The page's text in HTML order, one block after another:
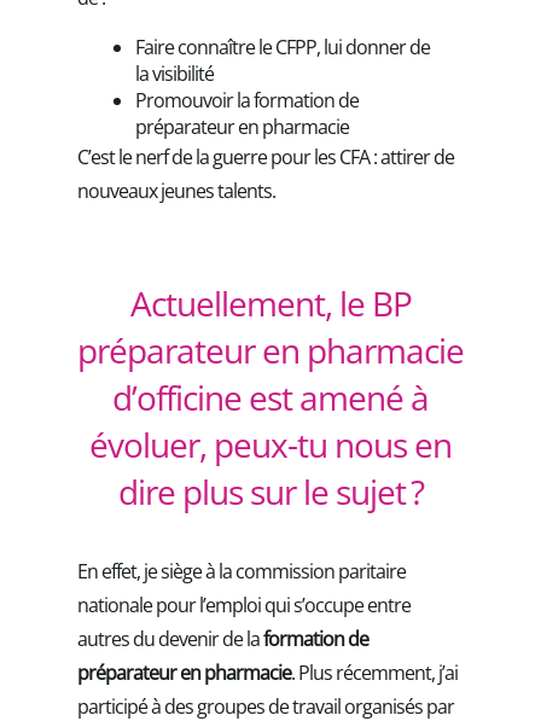
Faire connaître le CFPP, lui donner de
la visibilité
Promouvoir la formation de
préparateur en pharmacie
C’est le nerf de la guerre pour les CFA : attirer de
nouveaux jeunes talents.
Actuellement, le BP
préparateur en pharmacie
d’officine est amené à
évoluer, peux-tu nous en
dire plus sur le sujet ?
En effet, je siège à la commission paritaire
nationale pour l’emploi qui s’occupe entre
autres du devenir de laformation de
préparateur en pharmacie. Plus récemment, j’ai
participé à des groupes de travail organisés par